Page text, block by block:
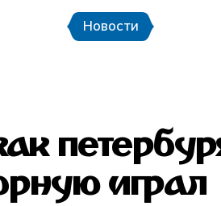
Новости
играл